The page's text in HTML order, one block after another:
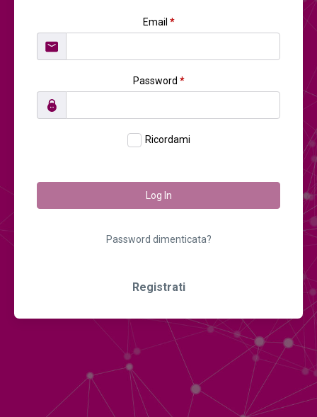
Email *
Password *
Ricordami
Log In
Password dimenticata?
Registrati